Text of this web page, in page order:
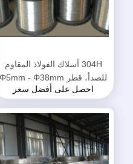
304H أسلاك الفولاذ المقاوم
للصدأ، قطر Φ5mm - Φ38mm
لينة أسلاك الفولاذ المقاوم للصدأ
احصل على أفضل سعر